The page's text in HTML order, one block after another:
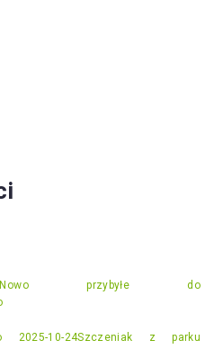
Nowo przybyłe do
2025-10-24Szczeniak z parku